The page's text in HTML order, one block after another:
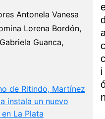
Antonela Vanesa
Lorena Bordón,
Guanca,
de Ritindo, Martínez
instala un nuevo
La Plata
I